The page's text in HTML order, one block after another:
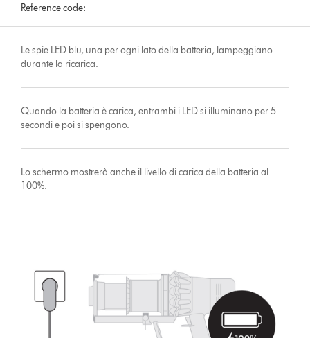
Reference code:
Le spie LED blu, una per ogni lato della batteria, lampeggiano
durante la ricarica.
Quando la batteria è carica, entrambi i LED si illuminano per 5
secondi e poi si spengono.
Lo schermo mostrerà anche il livello di carica della batteria al
100%.